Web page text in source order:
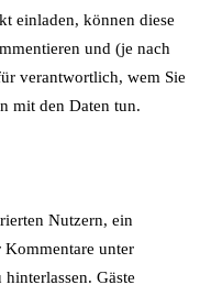
einladen, können diese
und (je nach
verantwortlich, wem Sie
mit den Daten tun.
Nutzern, ein
Kommentare unter
Gäste